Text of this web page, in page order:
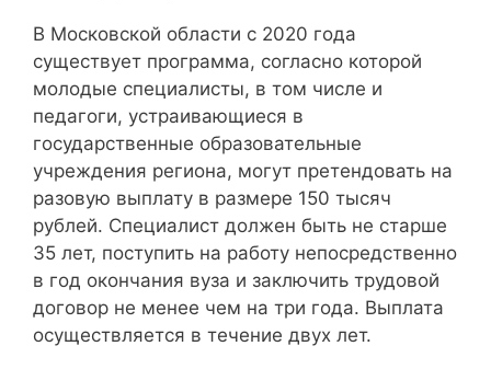
В Московской области с 2020 года
существует программа, согласно которой
молодые специалисты, в том числе и
педагоги, устраивающиеся в
государственные образовательные
учреждения региона, могут претендовать на
разовую выплату в размере 150 тысяч
рублей. Специалист должен быть не старше
35 лет, поступить на работу непосредственно
в год окончания вуза и заключить трудовой
договор не менее чем на три года. Выплата
осуществляется в течение двух лет.